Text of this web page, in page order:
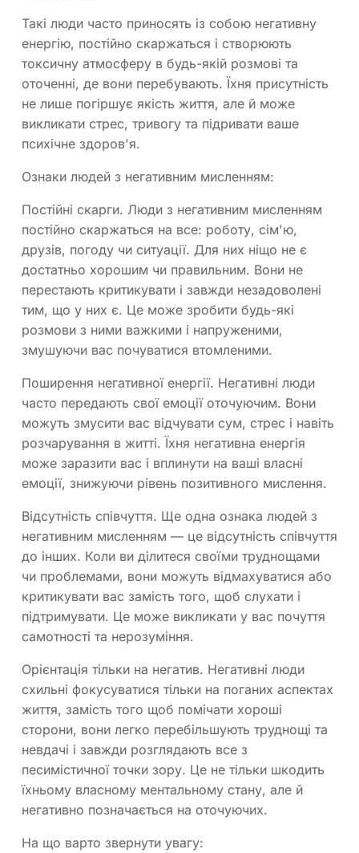
Такі люди часто приносять із собою негативну
енергію, постійно скаржаться і створюють
токсичну атмосферу в будь-якій розмові та
оточенні, де вони перебувають. Їхня присутність
не лише погіршує якість життя, але й може
викликати стрес, тривогу та підривати ваше
психічне здоров'я.
Ознаки людей з негативним мисленням:
Постійні скарги. Люди з негативним мисленням
постійно скаржаться на все: роботу, сім'ю,
друзів, погоду чи ситуації. Для них ніщо не є
достатньо хорошим чи правильним. Вони не
перестають критикувати і завжди незадоволені
тим, що у них є. Це може зробити будь-які
розмови з ними важкими і напруженими,
змушуючи вас почуватися втомленими.
Поширення негативної енергії. Негативні люди
часто передають свої емоції оточуючим. Вони
можуть змусити вас відчувати сум, стрес і навіть
розчарування в житті. Їхня негативна енергія
може заразити вас і вплинути на ваші власні
емоції, знижуючи рівень позитивного мислення.
Відсутність співчуття. Ще одна ознака людей з
негативним мисленням — це відсутність співчуття
до інших. Коли ви ділитеся своїми труднощами
чи проблемами, вони можуть відмахуватися або
критикувати вас замість того, щоб слухати і
підтримувати. Це може викликати у вас почуття
самотності та нерозуміння.
Орієнтація тільки на негатив. Негативні люди
схильні фокусуватися тільки на поганих аспектах
життя, замість того щоб помічати хороші
сторони, вони легко перебільшують труднощі та
невдачі і завжди розглядають все з
песимістичної точки зору. Це не тільки шкодить
їхньому власному ментальному стану, але й
негативно позначається на оточуючих.
На що варто звернути увагу: